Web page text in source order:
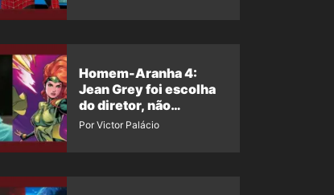
Homem-Aranha 4:
Jean Grey foi escolha
do diretor, não
imposição da Marvel
Por Victor Palácio